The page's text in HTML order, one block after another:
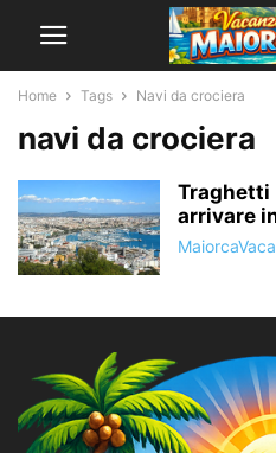
Home Tags Navi da crociera
navi da crociera
Traghetti
arrivare